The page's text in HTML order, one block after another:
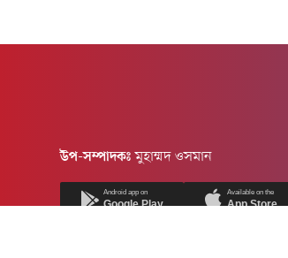
উপ-সম্পাদকঃমুহাম্মদ ওসমান
Android app on
Google Play
Available on the
App Store